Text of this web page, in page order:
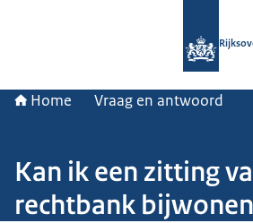
Home Vraag en antwoord
Kan ik een zitting
rechtbank